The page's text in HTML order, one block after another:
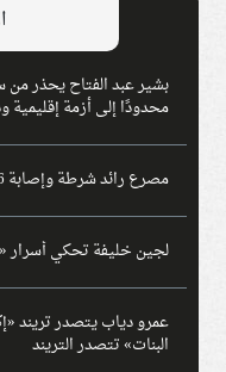
بشير عبد الفتاح يحذر
محدودًا إلى أزمة إقليمية
مصرع رائد شرطة وإصابة 6 في حادث تصادم بطريق العلمين
لجين خليفة تحكي أسرار
عمرو دياب يتصدر تريند
البنات» تتصدر التريند